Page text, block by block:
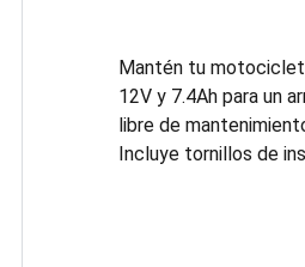
Mantén tu
12V y 7.4Ah para un
libre de
Incluye tornillos de